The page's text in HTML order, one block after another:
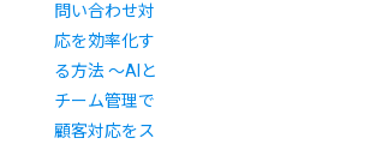
問い合わせ対
応を効率化す
る方法 ～AIと
チーム管理で
顧客対応をス